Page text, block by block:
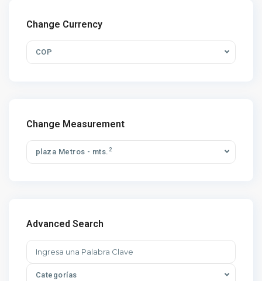
Change Currency
COP
Change Measurement
plaza Metros - mts. 2
Advanced Search
Categorías